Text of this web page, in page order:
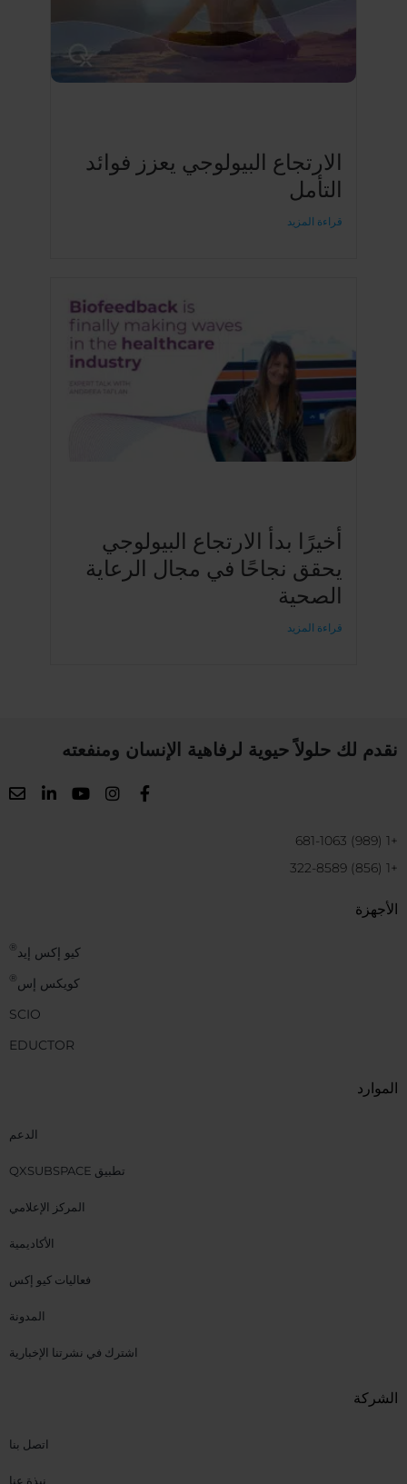
الارتجاع البيولوجي يعزز فوائد
التأمل
قراءة المزيد
أخيرًا بدأ الارتجاع البيولوجي
يحقق نجاحًا في مجال الرعاية
الصحية
قراءة المزيد
نقدم لك حلولاً حيوية لرفاهية الإنسان ومنفعته
+1 (989) 681-1063
+1 (856) 322-8589
الأجهزة
كيو إكس إيد ®
كويكس إس ®
SCIO
EDUCTOR
الموارد
الدعم
تطبيق QXSUBSPACE
المركز الإعلامي
الأكاديمية
فعاليات كيو إكس
المدونة
اشترك في نشرتنا الإخبارية
الشركة
اتصل بنا
نبذة عنا